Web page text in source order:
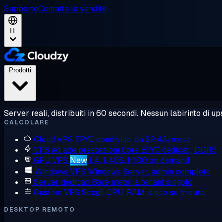
SupportoContatta le vendite
IT
Server reali, distribuiti in 60 secondi. Nessun labirinto di
CALCOLARE
Cloud VPS EPYC condiviso, da $2,48/mese
VPS ad alte prestazioni Core EPYC dedicati, DDR5
GPU VPS New L4, L40S, H100 on demand
Windows VPS Windows Server, admin completo
Server dedicati Bare metal a tenant singolo
Custom VPS Scegli CPU, RAM, disco su misura
DESKTOP REMOTO